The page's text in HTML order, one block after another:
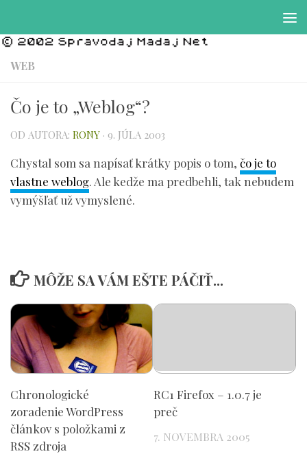
WEB
Čo je to „Weblog“?
OD AUTORA: RONY · 9. JÚLA 2003
Chystal som sa napísať krátky popis o tom, čo je to
vlastne weblog. Ale kedže ma predbehli, tak nebudem
vymýšľať už vymyslené.
MÔŽE SA VÁM EŠTE PÁČIŤ...
Chronologické
zoradenie WordPress
článkov s položkami z
RSS zdroja
RC1 Firefox – 1.0.7 je
preč
7. NOVEMBRA 2005